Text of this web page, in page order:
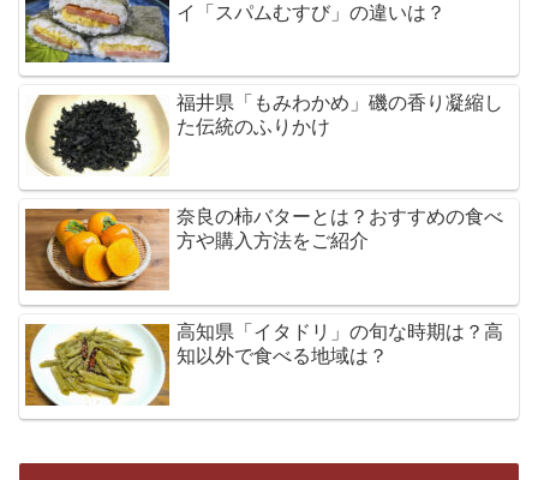
イ「スパムむすび」の違いは？
福井県「もみわかめ」磯の香り凝縮し
た伝統のふりかけ
奈良の柿バターとは？おすすめの食べ
方や購入方法をご紹介
高知県「イタドリ」の旬な時期は？高
知以外で食べる地域は？